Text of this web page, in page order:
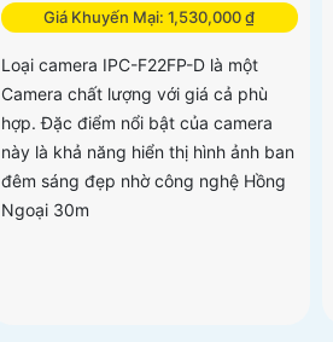
Giá Khuyến Mại: 1,530,000 ₫
Loại camera IPC-F22FP-D là một
Camera chất lượng với giá cả phù
hợp. Đặc điểm nổi bật của camera
này là khả năng hiển thị hình ảnh ban
đêm sáng đẹp nhờ công nghệ Hồng
Ngoại 30m